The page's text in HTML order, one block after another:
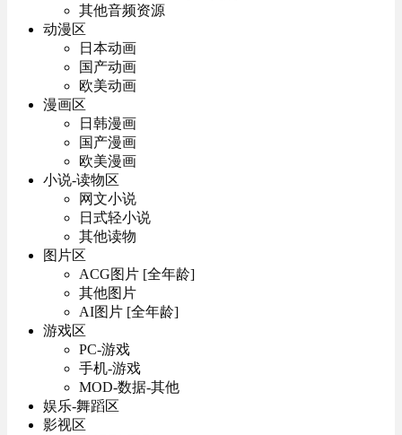
其他音频资源
动漫区
日本动画
国产动画
欧美动画
漫画区
日韩漫画
国产漫画
欧美漫画
小说-读物区
网文小说
日式轻小说
其他读物
图片区
ACG图片 [全年龄]
其他图片
AI图片 [全年龄]
游戏区
PC-游戏
手机-游戏
MOD-数据-其他
娱乐-舞蹈区
影视区